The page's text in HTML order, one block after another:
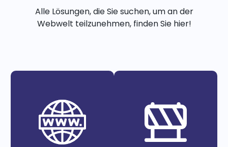
Alle Lösungen, die Sie suchen, um an der
Webwelt teilzunehmen, finden Sie hier!